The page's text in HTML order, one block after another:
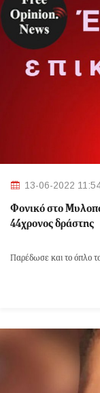
13-06-2022
Φονικό στο
44χρονος δράστης
Παρέδωσε και το όπλο